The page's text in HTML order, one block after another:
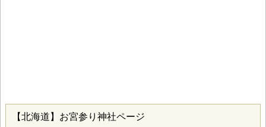
【北海道】お宮参り神社ページ